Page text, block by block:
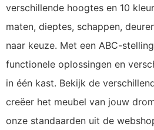
verschillende hoogtes en 10
maten, dieptes, schappen,
naar keuze. Met een ABC-
functionele oplossingen en
in één kast. Bekijk de
creëer het meubel van jouw
onze standaarden uit de